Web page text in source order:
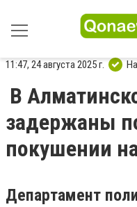
11:47, 24 августа 2025 г.
В
задержаны
покушении
Департамент